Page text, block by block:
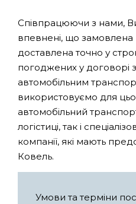
Співпрацюючи з нами,
впевнені, що замовлена
доставлена точно у
погоджених у договорі
автомобільним
використовуємо для
автомобільний транспорт
логістиці, так і
компанії, які мають
Ковель.
Умови та терміни